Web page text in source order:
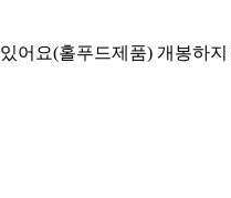
어요(홀푸드제품) 개봉하